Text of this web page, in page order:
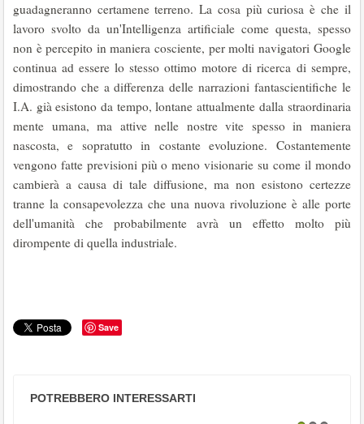
guadagneranno certamene terreno. La cosa più curiosa è che il
lavoro svolto da un'Intelligenza artificiale come questa, spesso
non è percepito in maniera cosciente, per molti navigatori Google
continua ad essere lo stesso ottimo motore di ricerca di sempre,
dimostrando che a differenza delle narrazioni fantascientifiche le
I.A. già esistono da tempo, lontane attualmente dalla straordinaria
mente umana, ma attive nelle nostre vite spesso in maniera
nascosta, e sopratutto in costante evoluzione. Costantemente
vengono fatte previsioni più o meno visionarie su come il mondo
cambierà a causa di tale diffusione, ma non esistono certezze
tranne la consapevolezza che una nuova rivoluzione è alle porte
dell'umanità che probabilmente avrà un effetto molto più
dirompente di quella industriale.
Save
POTREBBERO INTERESSARTI